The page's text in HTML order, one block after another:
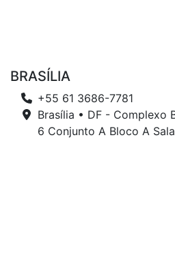
BRASÍLIA
+55 61 3686-7781
Brasília • DF - Complexo
6 Conjunto A Bloco A